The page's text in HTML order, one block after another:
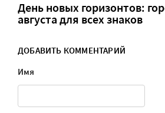
День новых горизонтов:
августа для всех знаков
ДОБАВИТЬ КОММЕНТАРИЙ
Имя